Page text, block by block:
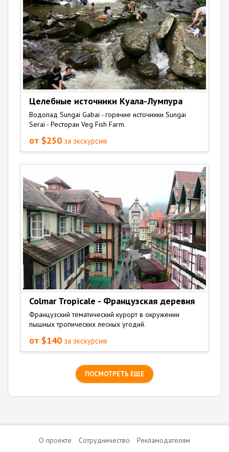
Целебные источники Куала-Лумпура
Водопад Sungai Gabai - горячие источники Sungai
Serai - Ресторан Veg Fish Farm.
от $250 за экскурсию
Colmar Tropicale - Французская деревня
Французский тематический курорт в окружении
пышных тропических лесных угодий.
от $140 за экскурсию
ПОСМОТРЕТЬ ЕЩЕ
О проекте Сотрудничество Рекламодателям